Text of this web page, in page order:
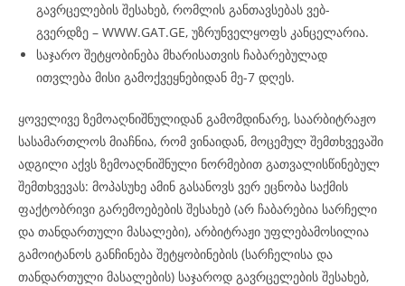
გავრცელების შესახებ, რომლის განთავსებას ვებ-
გვერდზე – WWW.GAT.GE, უზრუნველყოფს კანცელარია.
საჯარო შეტყობინება მხარისათვის ჩაბარებულად
ითვლება მისი გამოქვეყნებიდან მე-7 დღეს.
ყოველივე ზემოაღნიშნულიდან გამომდინარე, საარბიტრაჟო
სასამართლოს მიაჩნია, რომ ვინაიდან, მოცემულ შემთხვევაში
ადგილი აქვს ზემოაღნიშნული ნორმებით გათვალისწინებულ
შემთხვევას: მოპასუხე ამინ გასანოვს ვერ ეცნობა საქმის
ფაქტობრივი გარემოებების შესახებ (არ ჩაბარებია სარჩელი
და თანდართული მასალები), არბიტრაჟი უფლებამოსილია
გამოიტანოს განჩინება შეტყობინების (სარჩელისა და
თანდართული მასალების) საჯაროდ გავრცელების შესახებ,